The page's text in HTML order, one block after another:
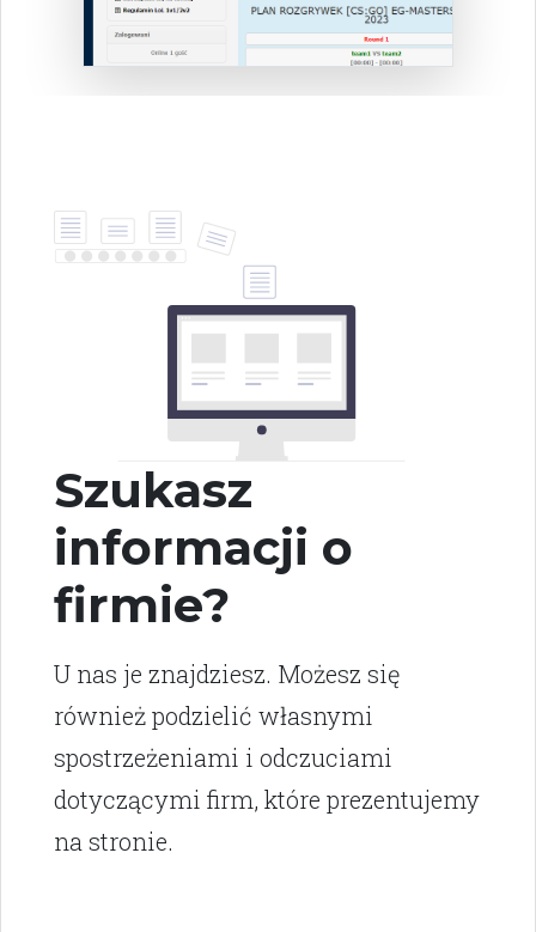
Szukasz
informacji o
firmie?
U nas je znajdziesz. Możesz się
również podzielić własnymi
spostrzeżeniami i odczuciami
dotyczącymi firm, które prezentujemy
na stronie.